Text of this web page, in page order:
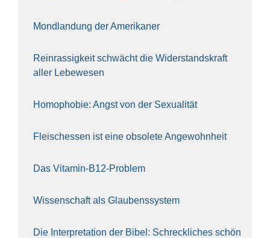
Mond­lan­dung der Ame­ri­ka­ner
Rein­ras­sig­keit schwächt die Wider­stands­kraft
aller Lebe­we­sen
Homo­pho­bie: Angst von der Sexua­li­tät
Fleisch­essen ist eine obso­le­te An‍ge‍wohn‍heit
Das Vit­amin-B12-Pro­blem
Wis­sen­schaft als Glau­bens­sys­tem
Die Inter­pre­ta­ti­on der Bibel: Schreck­li­ches schön